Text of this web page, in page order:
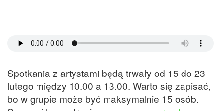
Spotkania z artystami będą trwały od 15 do 23
lutego między 10.00 a 13.00. Warto się zapisać,
bo w grupie może być maksymalnie 15 osób.